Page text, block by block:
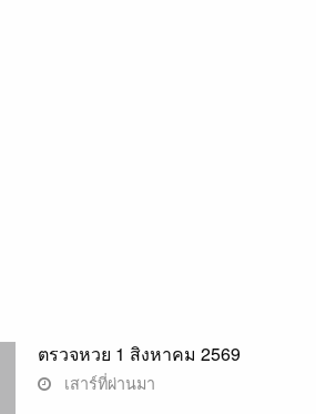
ตรวจหวย 1 สิงหาคม 2569
เสาร์ที่ผ่านมา